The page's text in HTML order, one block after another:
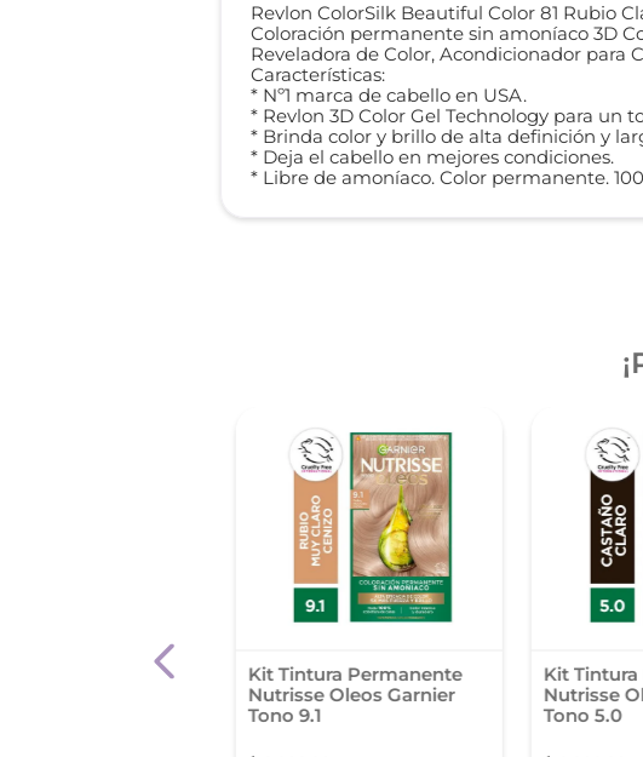
Revlon ColorSilk Beautiful Color 81 Rubio
Coloración permanente sin amoníaco 3D
Reveladora de Color, Acondicionador para
Características:
* Nº1 marca de cabello en USA.
* Revlon 3D Color Gel Technology para un
* Brinda color y brillo de alta definición y
* Deja el cabello en mejores condiciones.
* Libre de amoníaco. Color permanente.
Permanente
Kit Tintura Permanente
Nutrisse Oleos Garnier
Tono 9.1
Kit
Nutrisse
Tono 5.0